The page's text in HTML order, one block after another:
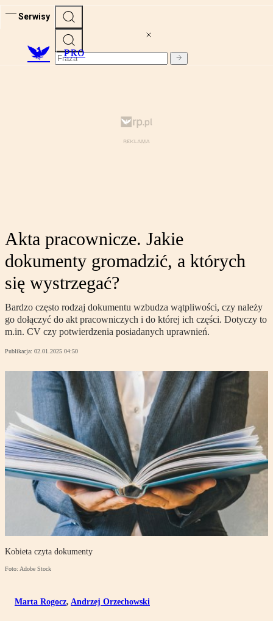
Serwisy
PRO
Akta pracownicze. Jakie
dokumenty gromadzić, a których
się wystrzegać?
Bardzo często rodzaj dokumentu wzbudza wątpliwości, czy należy
go dołączyć do akt pracowniczych i do której ich części. Dotyczy to
m.in. CV czy potwierdzenia posiadanych uprawnień.
Publikacja: 02.01.2025 04:50
Kobieta czyta dokumenty
Foto: Adobe Stock
Marta Rogocz, Andrzej Orzechowski